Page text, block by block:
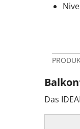
Das